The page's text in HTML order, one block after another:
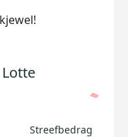
Streefbedrag